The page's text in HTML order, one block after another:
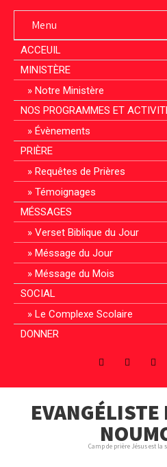
Menu
ACCEUIL
MINISTÈRE
Notre Ministère
NOS PROGRAMMES ET
Évènements
PRIÈRE
Requêtes de Prières
Témoignages
MÉSSAGES
Verset Biblique du Jour
Méssage du Jour
Méssage du Mois
SOCIAL
Le Complexe Scolaire
DONNER
Camp de prière Jésus est la